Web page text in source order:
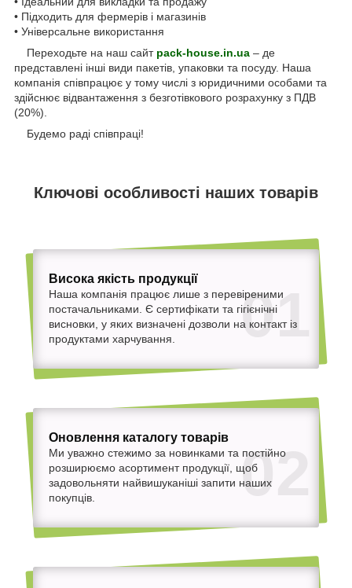
• Підходить для фермерів і магазинів
• Універсальне використання
Переходьте на наш сайт pack-house.in.ua – де
представлені інші види пакетів, упаковки та посуду. Наша
компанія співпрацює у тому числі з юридичними особами та
здійснює відвантаження з безготівкового розрахунку з ПДВ
(20%).
Будемо раді співпраці!
Ключові особливості наших товарів
01
Висока якість продукції
Наша компанія працює лише з перевіреними
постачальниками. Є сертифікати та гігієнічні
висновки, у яких визначені дозволи на контакт із
продуктами харчування.
02
Оновлення каталогу товарів
Ми уважно стежимо за новинками та постійно
розширюємо асортимент продукції, щоб
задовольняти найвишуканіші запити наших
покупців.